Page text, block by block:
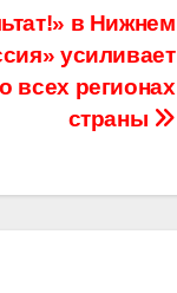
в Нижнем
усиливает
всех регионах
страны